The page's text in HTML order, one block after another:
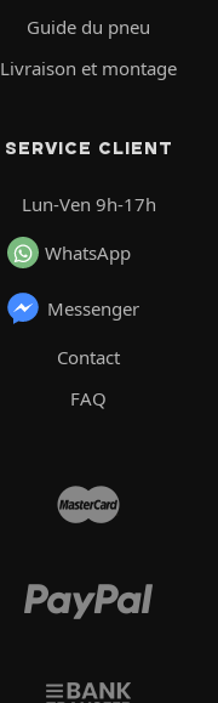
Guide du pneu
Livraison et montage
SERVICE CLIENT
Lun-Ven 9h-17h
WhatsApp
Messenger
Contact
FAQ